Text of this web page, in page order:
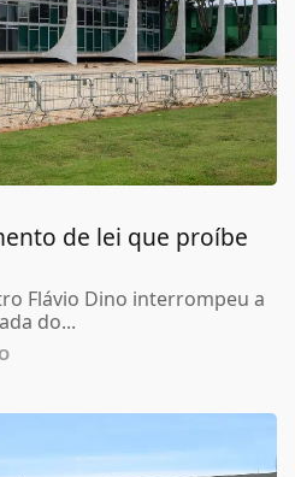
de lei que proíbe
Flávio Dino interrompeu a
do...